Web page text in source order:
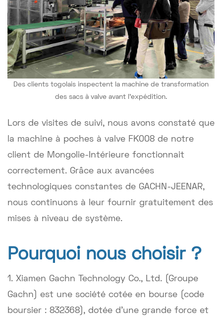
Des clients togolais inspectent la machine de transformation
des sacs à valve avant l'expédition.
Lors de visites de suivi, nous avons constaté que
la machine à poches à valve FK008 de notre
client de Mongolie-Intérieure fonctionnait
correctement. Grâce aux avancées
technologiques constantes de GACHN-JEENAR,
nous continuons à leur fournir gratuitement des
mises à niveau de système.
Pourquoi nous choisir ?
1. Xiamen Gachn Technology Co., Ltd. (Groupe
Gachn) est une société cotée en bourse (code
boursier : 832368), dotée d'une grande force et